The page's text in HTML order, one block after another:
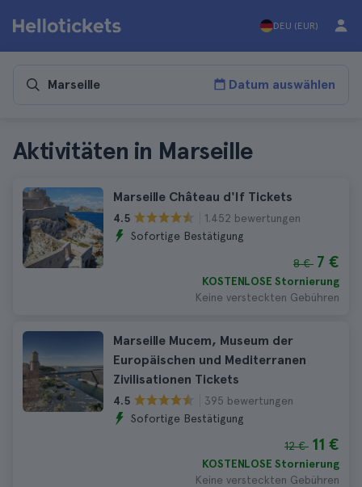
DEU (EUR)
Datum auswählen
Aktivitäten in Marseille
Marseille Château d'If Tickets
4.5
1.452 bewertungen
Sofortige Bestätigung
8 € 7 €
KOSTENLOSE Stornierung
Keine versteckten Gebühren
Marseille Mucem, Museum der
Europäischen und Mediterranen
Zivilisationen Tickets
4.5
395 bewertungen
Sofortige Bestätigung
12 € 11 €
KOSTENLOSE Stornierung
Keine versteckten Gebühren